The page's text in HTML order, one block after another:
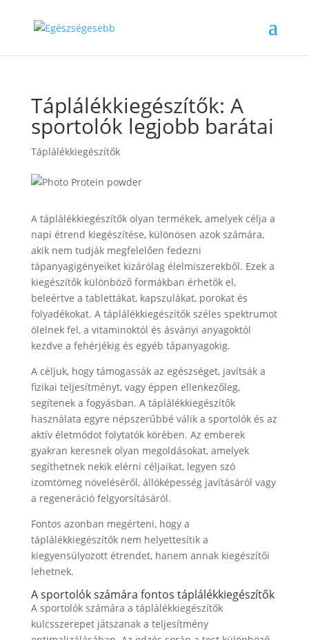
Táplálékkiegészítők: A
sportolók legjobb barátai
Táplálékkiegészítők
A táplálékkiegészítők olyan termékek, amelyek célja a
napi étrend kiegészítése, különösen azok számára,
akik nem tudják megfelelően fedezni
tápanyagigényeiket kizárólag élelmiszerekből. Ezek a
kiegészítők különböző formákban érhetők el,
beleértve a tablettákat, kapszulákat, porokat és
folyadékokat. A táplálékkiegészítők széles spektrumot
ölelnek fel, a vitaminoktól és ásványi anyagoktól
kezdve a fehérjékig és egyéb tápanyagokig.
A céljuk, hogy támogassák az egészséget, javítsák a
fizikai teljesítményt, vagy éppen ellenkezőleg,
segítenek a fogyásban. A táplálékkiegészítők
használata egyre népszerűbbé válik a sportolók és az
aktív életmódot folytatók körében. Az emberek
gyakran keresnek olyan megoldásokat, amelyek
segíthetnek nekik elérni céljaikat, legyen szó
izomtömeg növeléséről, állóképesség javításáról vagy
a regeneráció felgyorsításáról.
Fontos azonban megérteni, hogy a
táplálékkiegészítők nem helyettesítik a
kiegyensúlyozott étrendet, hanem annak kiegészítői
lehetnek.
A sportolók számára fontos táplálékkiegészítők
A sportolók számára a táplálékkiegészítők
kulcsszerepet játszanak a teljesítmény